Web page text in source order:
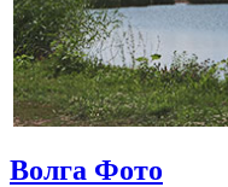
Волга Фото